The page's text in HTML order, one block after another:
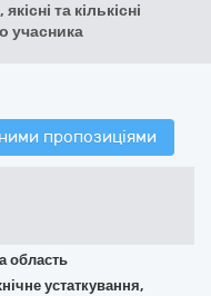
та кількісні
учасника
пропозиціями
область
устаткування,